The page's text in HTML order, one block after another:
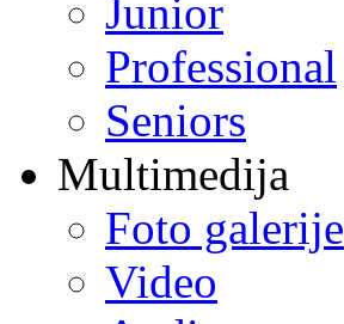
Junior
Professional
Seniors
Multimedija
Foto galerije
Video